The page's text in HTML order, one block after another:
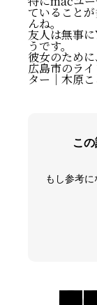
ていること
んね。
友人は無事
うです。
彼女のため
広島市のラ
ター｜木原
こ
もし参考